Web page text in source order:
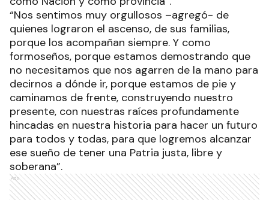
“Nos sentimos muy orgullosos –agregó- de
quienes lograron el ascenso, de sus familias,
porque los acompañan siempre. Y como
formoseños, porque estamos demostrando que
no necesitamos que nos agarren de la mano para
decirnos a dónde ir, porque estamos de pie y
caminamos de frente, construyendo nuestro
presente, con nuestras raíces profundamente
hincadas en nuestra historia para hacer un futuro
para todos y todas, para que logremos alcanzar
ese sueño de tener una Patria justa, libre y
soberana”.
Ads